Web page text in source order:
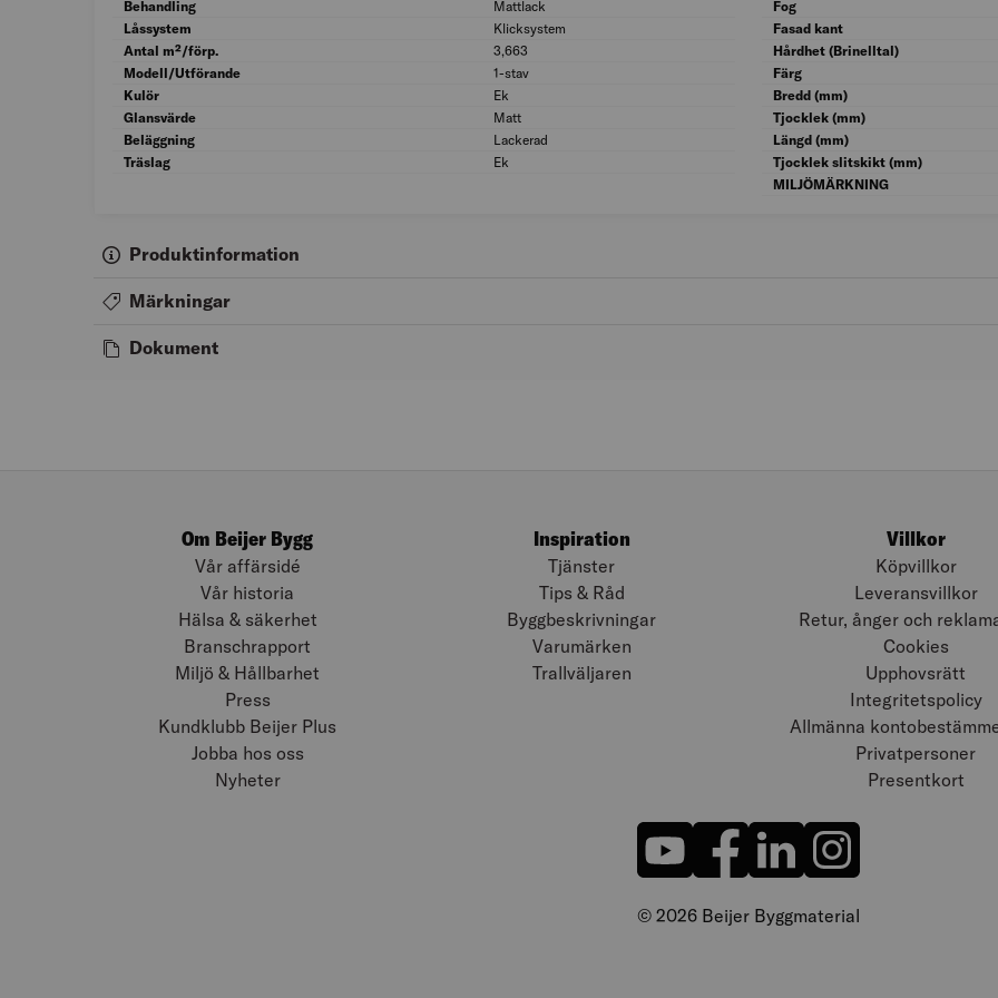
Behandling
Mattlack
Behandling: Mattlack
Låssystem
Klicksystem
Låssystem: Klicksystem
Antal m²/förp.
3,663
Antal m²/förp.: 3,663
Modell/Utförande
1-stav
Modell/Utförande: 1-stav
Kulör
Ek
Kulör: Ek
Glansvärde
Matt
Glansvärde: Matt
Beläggning
Lackerad
Beläggning: Lackerad
Träslag
Ek Träslag: Ek
Fog
Fasad kant
Hårdhet (Brinelltal)
Färg
Bredd (mm)
Tjocklek (mm)
Längd (mm)
Tjocklek slitskikt (mm)
MILJÖMÄRKNING
Produktinformation
Märkningar
Dokument
Om Beijer Bygg
Vår affärsidé
Vår historia
Hälsa & säkerhet
Branschrapport
Miljö & Hållbarhet
Press
Kundklubb Beijer Plus
Jobba hos oss
Nyheter
Inspiration
Tjänster
Tips & Råd
Byggbeskrivningar
Varumärken
Trallväljaren
Villkor
Köpvillkor
Leveransvillkor
Retur, ånger och
Cookies
Upphovsrätt
Integritetspolicy
Allmänna
Privatpersoner
Presentkort
© 2026 Beijer Byggmaterial